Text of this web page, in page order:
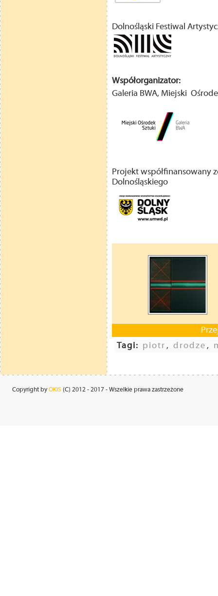
Dolnośląski Festiwal
Współorganizator:
Galeria BWA, Miejski
Projekt współfinansowany
Dolnośląskiego
Tagi:
piotr , drodze ,
Copyright by OKIS (C) 2012 - 2017 - Wszelkie prawa zastrzeżone